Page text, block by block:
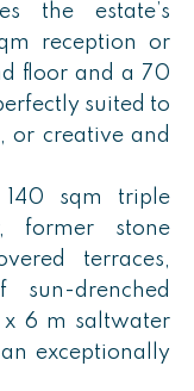
the estate’s
reception or
floor and a 70
suited to
or creative and
140 sqm triple
former stone
terraces,
drenched
x 6 m saltwater
exceptionally